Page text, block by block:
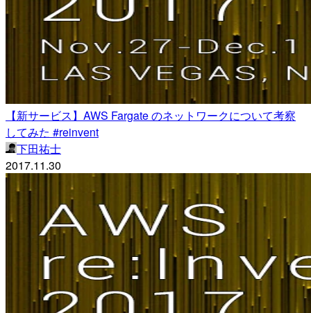
【新サービス】AWS Fargate のネットワークについて考察
してみた #reinvent
下田祐士
2017.11.30